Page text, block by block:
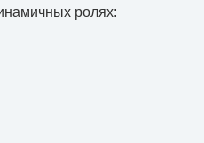
ролях: